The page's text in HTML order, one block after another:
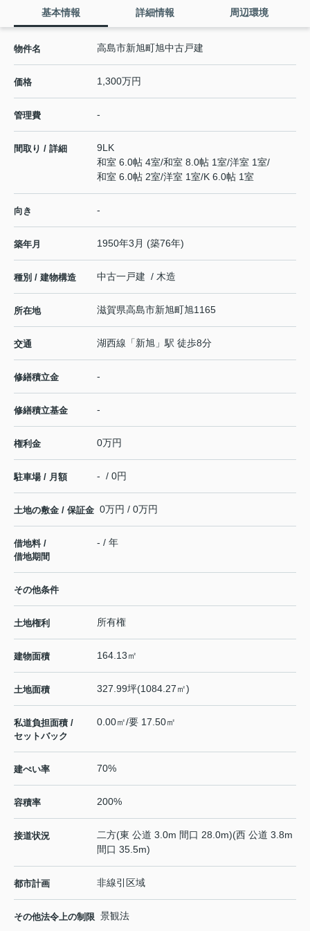
基本情報 詳細情報 周辺環境
物件名 高島市新旭町旭中古戸建
価格 1,300万円
管理費 -
間取り / 詳細
9LK
和室 6.0帖 4室/和室 8.0帖 1室/洋室 1室/
和室 6.0帖 2室/洋室 1室/K 6.0帖 1室
向き -
築年月 1950年3月 (築76年)
種別 / 建物構造 中古一戸建 / 木造
所在地 滋賀県高島市新旭町旭1165
交通 湖西線 「新旭 」駅 徒歩8分
修繕積立金 -
修繕積立基金 -
権利金 0万円
駐車場 / 月額 - / 0円
土地の敷金 / 保証金 0万円 / 0万円
借地料 /
借地期間
- / 年
その他条件
土地権利 所有権
建物面積 164.13㎡
土地面積 327.99坪(1084.27㎡)
私道負担面積 /
セットバック
0.00㎡/要 17.50㎡
建ぺい率 70%
容積率 200%
接道状況
二方(東 公道 3.0m 間口 28.0m)(西 公道 3.8m
間口 35.5m)
都市計画 非線引区域
その他法令上の制限 景観法